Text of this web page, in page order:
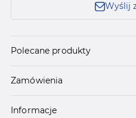
Wyślij
Polecane produkty
Zamówienia
Informacje